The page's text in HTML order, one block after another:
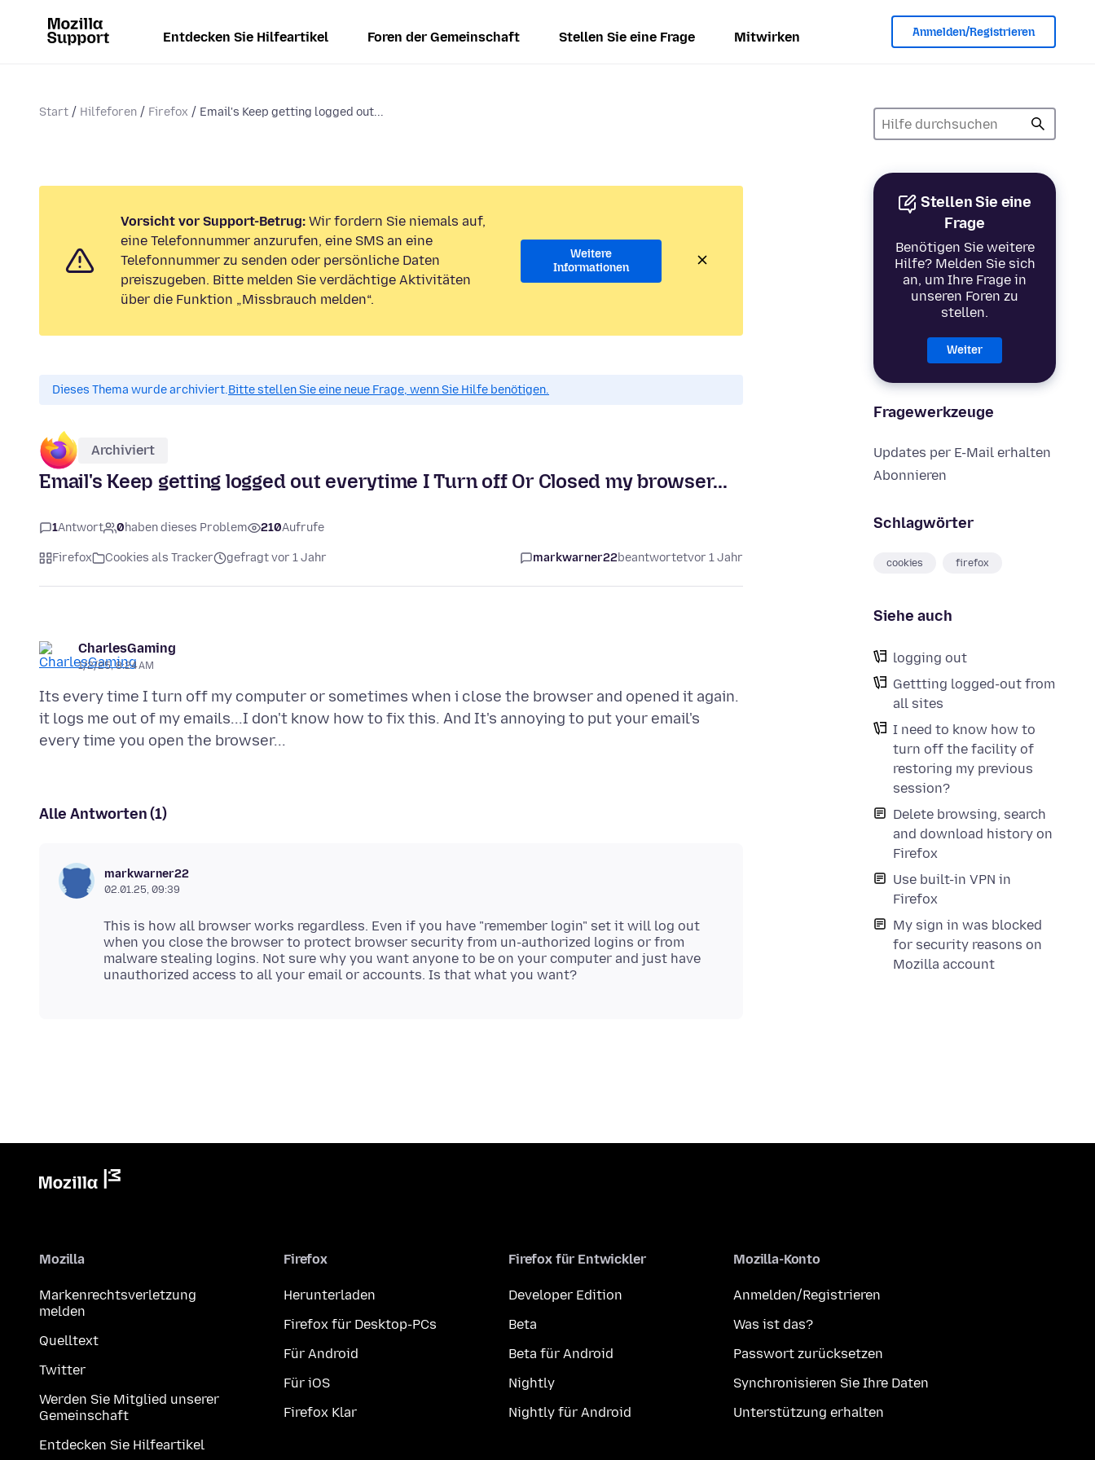
Entdecken Sie Hilfeartikel Foren der Gemeinschaft Stellen Sie eine Frage Mitwirken Anmelden/Registrieren
Start Hilfeforen Firefox Email's Keep getting logged out...
Stellen Sie eine
Frage
Benötigen Sie weitere
Hilfe? Melden Sie sich
an, um Ihre Frage in
unseren Foren zu
stellen.
Weiter
Fragewerkzeuge
Updates per E-Mail erhalten
Abonnieren
Schlagwörter
cookies firefox
Siehe auch
logging out
Gettting logged-out from
all sites
I need to know how to
turn off the facility of
restoring my previous
session?
Delete browsing, search
and download history on
Firefox
Use built-in VPN in
Firefox
My sign in was blocked
for security reasons on
Mozilla account
Vorsicht vor Support-Betrug: Wir fordern Sie niemals auf,
eine Telefonnummer anzurufen, eine SMS an eine
Telefonnummer zu senden oder persönliche Daten
preiszugeben. Bitte melden Sie verdächtige Aktivitäten
über die Funktion „Missbrauch melden“.
Weitere
Informationen
Dieses Thema wurde archiviert.Bitte stellen Sie eine neue Frage, wenn Sie Hilfe benötigen.
Archiviert
Email's Keep getting logged out everytime I Turn off Or Closed my browser...
1Antwort 0haben dieses Problem 210Aufrufe
Firefox Cookies als Tracker gefragt vor 1 Jahr markwarner22beantwortetvor 1 Jahr
CharlesGaming
1/2/25, 8:24 AM
Its every time I turn off my computer or sometimes when i close the browser and opened it again.
it logs me out of my emails...I don't know how to fix this. And It's annoying to put your email's
Alle Antworten (1)
markwarner22
02.01.25, 09:39
This is how all browser works regardless. Even if you have "remember login" set it will log out
when you close the browser to protect browser security from un-authorized logins or from
malware stealing logins. Not sure why you want anyone to be on your computer and just have
Mozilla
Markenrechtsverletzung
melden
Quelltext
Twitter
Werden Sie Mitglied unserer
Gemeinschaft
Entdecken Sie Hilfeartikel
Firefox
Herunterladen
Firefox für Desktop-PCs
Für Android
Für iOS
Firefox Klar
Firefox für Entwickler
Developer Edition
Beta
Beta für Android
Nightly
Nightly für Android
Mozilla-Konto
Anmelden/Registrieren
Was ist das?
Passwort zurücksetzen
Synchronisieren Sie Ihre Daten
Unterstützung erhalten